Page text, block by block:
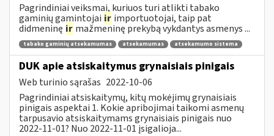
Pagrindiniai veiksmai, kuriuos turi atlikti tabako
gaminių gamintojai ir importuotojai, taip pat
didmeninę ir mažmeninę prekybą vykdantys asmenys ...
tabako gaminių atsekamumas atsekamumas atsekamumo sistema
DUK apie atsiskaitymus grynaisiais pinigais
Web turinio sąrašas 2022-10-06
Pagrindiniai atsiskaitymų, kitų mokėjimų grynaisiais
pinigais aspektai 1. Kokie apribojimai taikomi asmenų
tarpusavio atsiskaitymams grynaisiais pinigais nuo
2022-11-01? Nuo 2022-11-01 įsigalioja...